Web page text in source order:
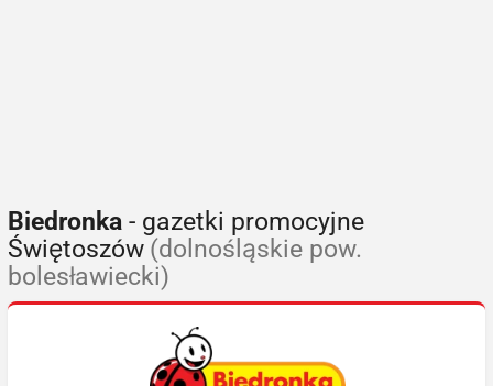
Biedronka - gazetki promocyjne
Świętoszów (dolnośląskie pow.
bolesławiecki)